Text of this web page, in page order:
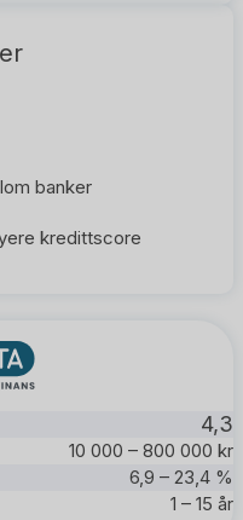
banker
kredittscore
4,3
10 000 – 800 000 kr
6,9 – 23,4 %
1 – 15 år